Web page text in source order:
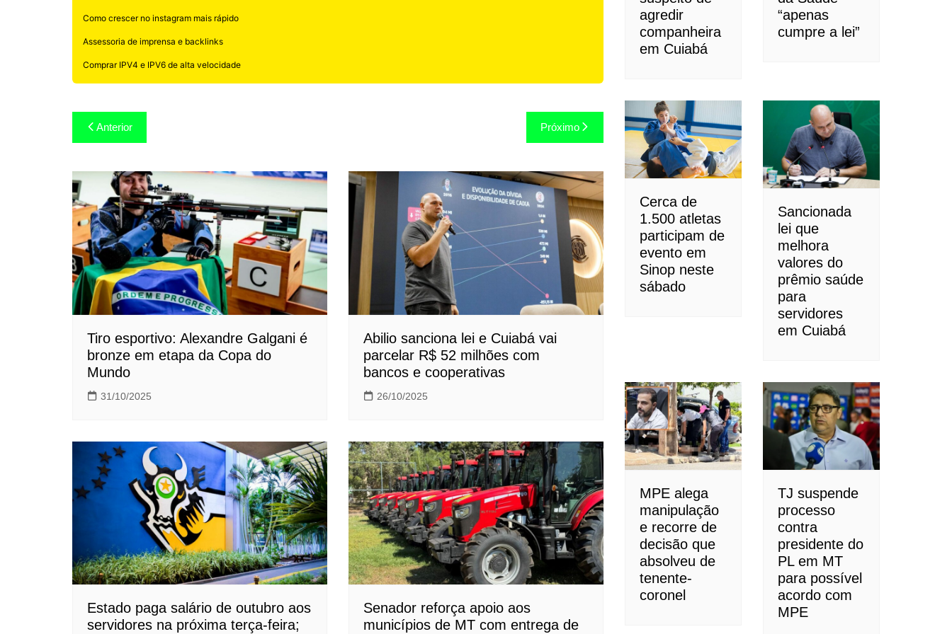
Como crescer no instagram mais rápido
Assessoria de imprensa e backlinks
Comprar IPV4 e IPV6 de alta velocidade
Navegação
de
Post
Anterior Próximo
Tiro esportivo: Alexandre Galgani é
bronze em etapa da Copa do
Mundo
31/10/2025
Abilio sanciona lei e Cuiabá vai
parcelar R$ 52 milhões com
bancos e cooperativas
26/10/2025
Estado paga salário de outubro aos
servidores na próxima terça-feira;
Senador reforça apoio aos
municípios de MT com entrega de
agredir
companheira
em Cuiabá
“apenas
cumpre a lei”
Cerca de
1.500 atletas
participam de
evento em
Sinop neste
sábado
Sancionada
lei que
melhora
valores do
prêmio saúde
para
servidores
em Cuiabá
MPE alega
manipulação
e recorre de
decisão que
absolveu de
tenente-
coronel
TJ suspende
processo
contra
presidente do
PL em MT
para possível
acordo com
MPE